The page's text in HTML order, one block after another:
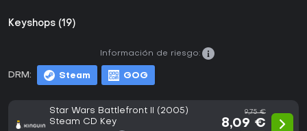
Keyshops (19)
DRM: Steam GOG
Información de riesgo:
Star Wars Battlefront II (2005)
Steam CD Key
9,75 €
8,09 €